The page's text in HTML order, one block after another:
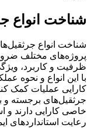
شناخت انواع
شناخت انواع
پروژه‌های مختلف
ظرفیت و کاربرد،
با این انواع و نحوه
کارایی عملیات کمک
جرثقیل‌های برجسته و
خاصی کارایی دارند و
رعایت استانداردهای